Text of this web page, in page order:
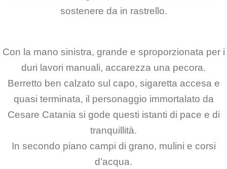
sostenere da in rastrello.
Con la mano sinistra, grande e sproporzionata per i
duri lavori manuali, accarezza una pecora.
Berretto ben calzato sul capo, sigaretta accesa e
quasi terminata, il personaggio immortalato da
Cesare Catania si gode questi istanti di pace e di
tranquillità.
In secondo piano campi di grano, mulini e corsi
d’acqua.